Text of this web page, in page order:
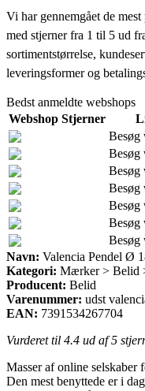
Vi har gennemgået de
med stjerner fra 1 til 5 ud
sortimentstørrelse,
leveringsformer og
Bedst anmeldte webshops
Webshop Stjerner
Besøg
Besøg
Besøg
Besøg
Besøg
Besøg
Besøg
Navn: Valencia Pendel Ø
Kategori: Mærker > Belid
Producent: Belid
Varenummer: udst
EAN: 7391534267704
Vurderet til 4.4 ud af 5
Masser af online
Den mest benyttede er i